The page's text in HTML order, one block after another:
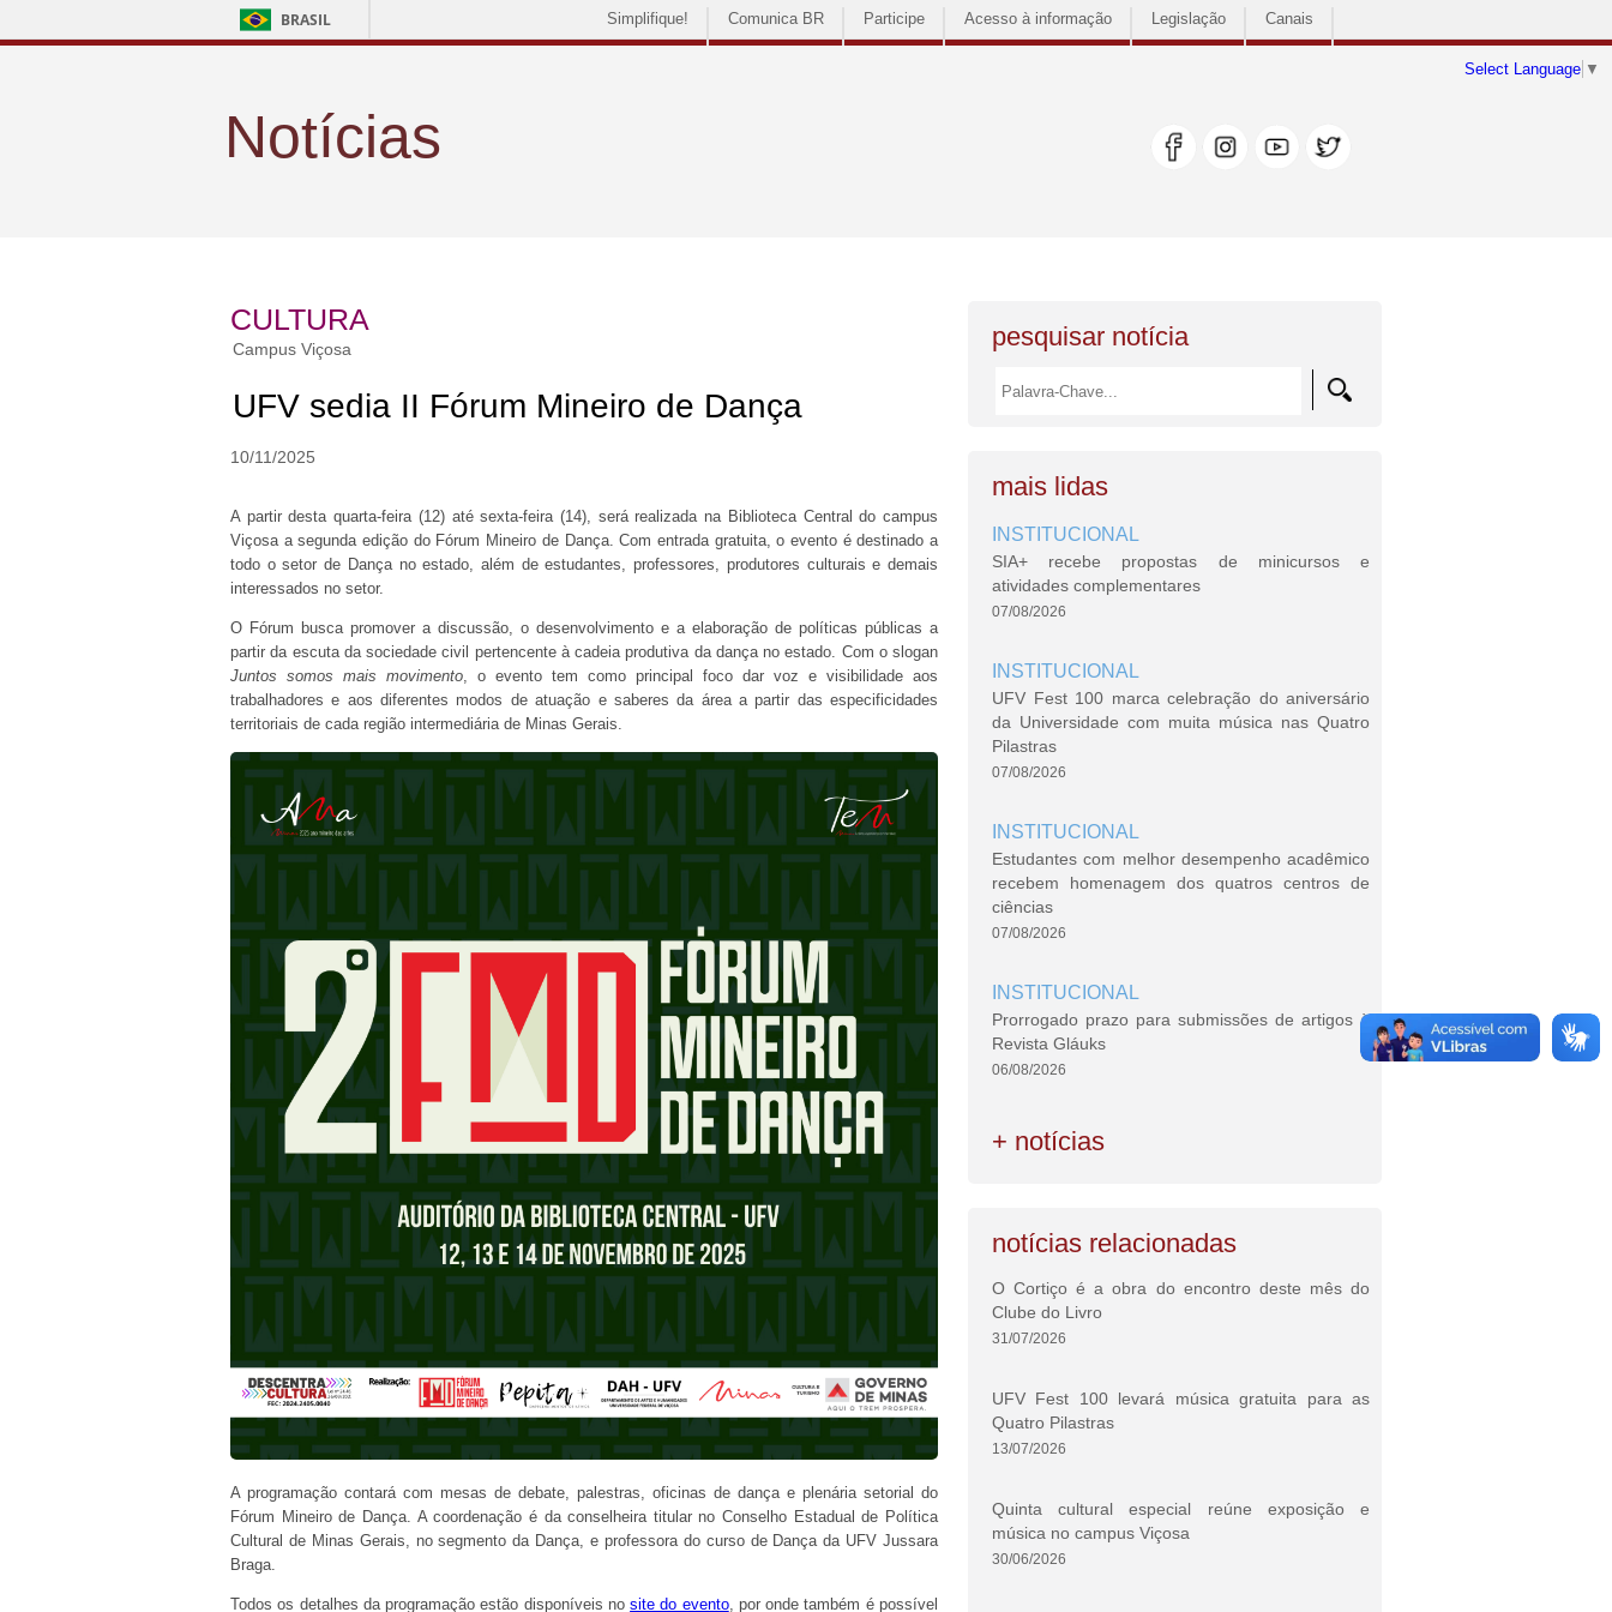
BRASIL Simplifique! Comunica BR Participe Acesso à informação Legislação Canais
Select Language ▼
Notícias
CULTURA
Campus Viçosa
UFV sedia II Fórum Mineiro de Dança
10/11/2025
A partir desta quarta-feira (12) até sexta-feira (14), será realizada na Biblioteca Central do campus
Viçosa a segunda edição do Fórum Mineiro de Dança. Com entrada gratuita, o evento é destinado a
todo o setor de Dança no estado, além de estudantes, professores, produtores culturais e demais
interessados no setor.
O Fórum busca promover a discussão, o desenvolvimento e a elaboração de políticas públicas a
partir da escuta da sociedade civil pertencente à cadeia produtiva da dança no estado. Com o slogan
Juntos somos mais movimento, o evento tem como principal foco dar voz e visibilidade aos
trabalhadores e aos diferentes modos de atuação e saberes da área a partir das especificidades
territoriais de cada região intermediária de Minas Gerais.
A programação contará com mesas de debate, palestras, oficinas de dança e plenária setorial do
Fórum Mineiro de Dança. A coordenação é da conselheira titular no Conselho Estadual de Política
Cultural de Minas Gerais, no segmento da Dança, e professora do curso de Dança da UFV Jussara
Braga.
Todos os detalhes da programação estão disponíveis nosite do evento, por onde também é possível
pesquisar notícia
mais lidas
INSTITUCIONAL
SIA+ recebe propostas de minicursos e
atividades complementares
07/08/2026
INSTITUCIONAL
UFV Fest 100 marca celebração do aniversário
da Universidade com muita música nas Quatro
Pilastras
07/08/2026
INSTITUCIONAL
Estudantes com melhor desempenho acadêmico
recebem homenagem dos quatros centros de
ciências
07/08/2026
INSTITUCIONAL
Prorrogado prazo para submissões de artigos à
Revista Gláuks
06/08/2026
+ notícias
notícias relacionadas
O Cortiço é a obra do encontro deste mês do
Clube do Livro
31/07/2026
UFV Fest 100 levará música gratuita para as
Quatro Pilastras
13/07/2026
Quinta cultural especial reúne exposição e
música no campus Viçosa
30/06/2026